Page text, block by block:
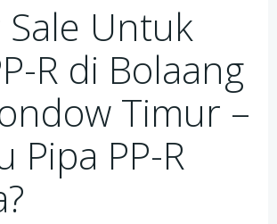
Untuk
R di Bolaang
Timur –
Pipa PP-R